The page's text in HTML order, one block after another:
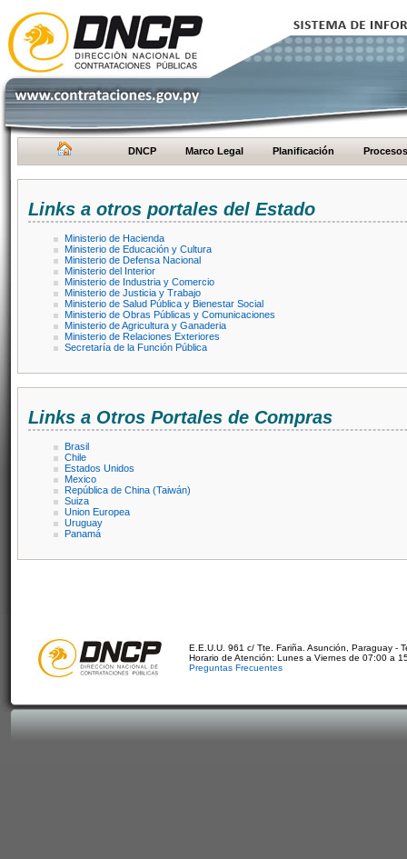
DNCP Marco Legal Planificación Procesos
Links a otros portales del Estado
Ministerio de Hacienda
Ministerio de Educación y Cultura
Ministerio de Defensa Nacional
Ministerio del Interior
Ministerio de Industria y Comercio
Ministerio de Justicia y Trabajo
Ministerio de Salud Pública y Bienestar Social
Ministerio de Obras Públicas y Comunicaciones
Ministerio de Agricultura y Ganaderia
Ministerio de Relaciones Exteriores
Secretaría de la Función Pública
Links a Otros Portales de Compras
Brasil
Chile
Estados Unidos
Mexico
República de China (Taiwán)
Suiza
Union Europea
Uruguay
Panamá
E.E.U.U. 961 c/ Tte. Fariña. Asunción, Paraguay -
Horario de Atención: Lunes a Viernes de 07:00 a
Preguntas Frecuentes